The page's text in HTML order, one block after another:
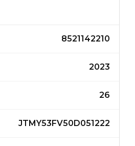
8521142210
2023
26
JTMY53FV50D051222